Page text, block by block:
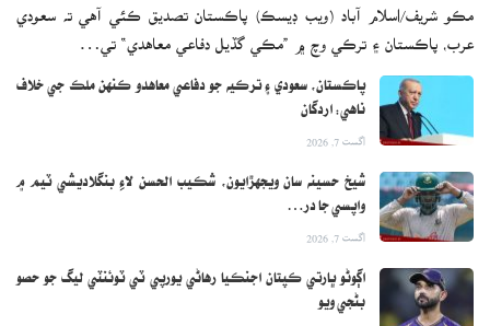
مڪو شريف/اسلام آباد (ويب ڊيسڪ) پاڪستان تصديق ڪئي آهي ته سعودي
عرب، پاڪستان ۽ ترڪي وچ ۾ ”مڪي گڏيل دفاعي معاهدي“ تي…
پاڪستان، سعودي ۽ ترڪيه جو دفاعي معاهدو ڪنهن ملڪ جي خلاف
ناهي: اردگان
اگست 7, 2026
شيخ حسينه سان ويجهڙايون، شڪيب الحسن لاءِ بنگلاديشي ٽيم ۾
واپسي جا در…
اگست 7, 2026
اڳوڻو ڀارتي ڪپتان اجنڪيا رهاڻي يورپي ٽي ٽوئنٽي ليگ جو حصو
بڻجي ويو